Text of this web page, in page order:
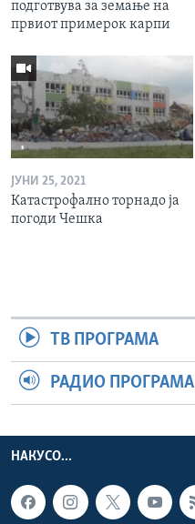
подготвува за земање на
првиот примерок карпи
ЈУНИ 25, 2021
Катастрофално торнадо ја
погоди Чешка
ТВ ПРОГРАМА
РАДИО ПРОГРАМА
НАКУСО...